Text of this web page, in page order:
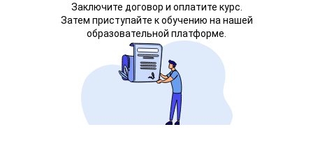
Заключите договор и оплатите курс.
Затем приступайте к обучению на нашей
образовательной платформе.